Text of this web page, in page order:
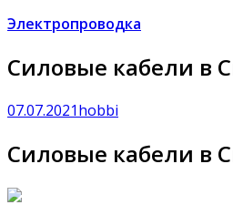
Электропроводка
Силовые кабели в
07.07.2021hobbi
Силовые кабели в